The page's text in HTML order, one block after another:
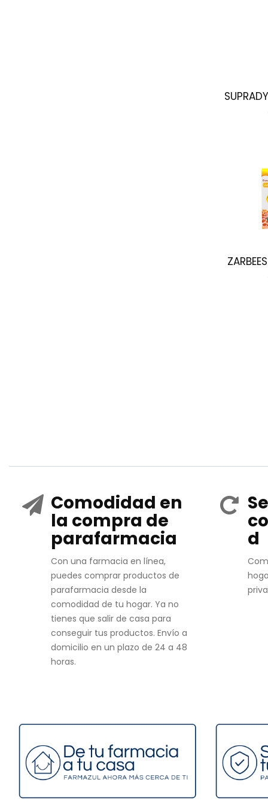
Comodidad en
la compra de
parafarmacia
Con una farmacia en línea,
puedes comprar productos de
parafarmacia desde la
comodidad de tu hogar. Ya no
tienes que salir de casa para
conseguir tus productos. Envío a
domicilio en un plazo de 24 a 48
horas.
d